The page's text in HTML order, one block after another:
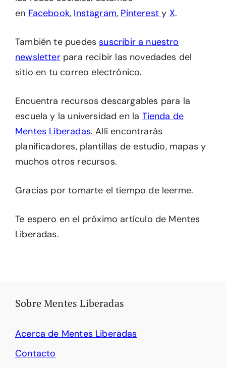
en Facebook, Instagram, Pinteresty X.
También te puedessuscribir a nuestro
newsletterpara recibir las novedades del
sitio en tu correo electrónico.
Encuentra recursos descargables para la
escuela y la universidad en la Tienda de
Mentes Liberadas. Allí encontrarás
planificadores, plantillas de estudio, mapas y
muchos otros recursos.
Gracias por tomarte el tiempo de leerme.
Te espero en el próximo artículo de Mentes
Liberadas.
Sobre Mentes Liberadas
Acerca de Mentes Liberadas
Contacto